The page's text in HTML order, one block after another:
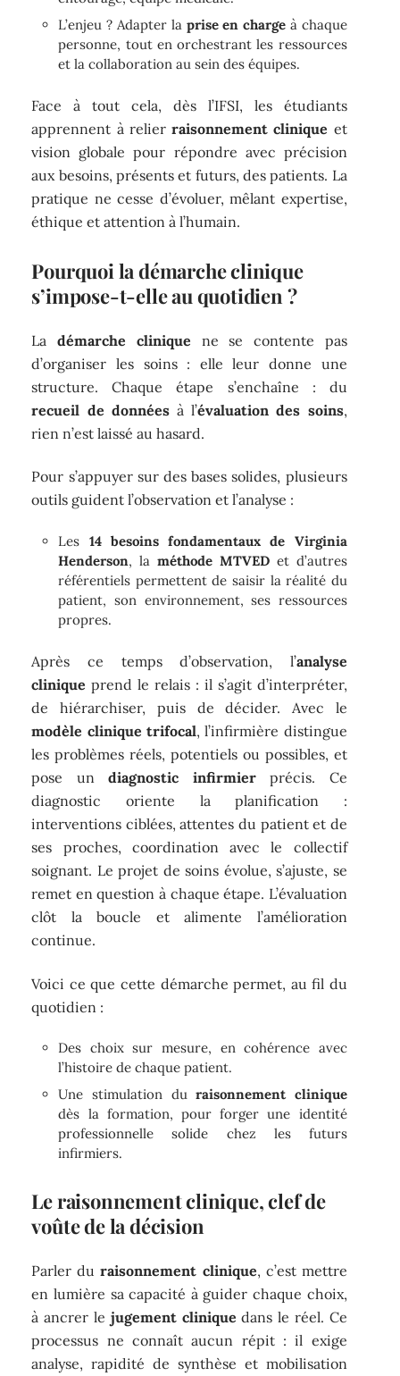
L’enjeu ? Adapter la prise en charge à chaque
personne, tout en orchestrant les ressources
et la collaboration au sein des équipes.
Face à tout cela, dès l’IFSI, les étudiants
apprennent à relierraisonnement clinique et
vision globale pour répondre avec précision
aux besoins, présents et futurs, des patients. La
pratique ne cesse d’évoluer, mêlant expertise,
éthique et attention à l’humain.
Pourquoi la démarche clinique
s’impose-t-elle au quotidien ?
Ladémarche clinique ne se contente pas
d’organiser les soins : elle leur donne une
structure. Chaque étape s’enchaîne : du
recueil de donnéesà l’évaluation des soins,
rien n’est laissé au hasard.
Pour s’appuyer sur des bases solides, plusieurs
outils guident l’observation et l’analyse :
Les 14 besoins fondamentaux de Virginia
Henderson, laméthode MTVEDet d’autres
référentiels permettent de saisir la réalité du
patient, son environnement, ses ressources
propres.
Après ce temps d’observation, l’analyse
clinique prend le relais : il s’agit d’interpréter,
de hiérarchiser, puis de décider. Avec le
modèle clinique trifocal, l’infirmière distingue
les problèmes réels, potentiels ou possibles, et
pose undiagnostic infirmierprécis. Ce
diagnostic oriente la planification :
interventions ciblées, attentes du patient et de
ses proches, coordination avec le collectif
soignant. Le projet de soins évolue, s’ajuste, se
remet en question à chaque étape. L’évaluation
clôt la boucle et alimente l’amélioration
continue.
Voici ce que cette démarche permet, au fil du
quotidien :
Des choix sur mesure, en cohérence avec
l’histoire de chaque patient.
Une stimulation duraisonnement clinique
dès la formation, pour forger une identité
professionnelle solide chez les futurs
infirmiers.
Le raisonnement clinique, clef de
voûte de la décision
Parler duraisonnement clinique, c’est mettre
en lumière sa capacité à guider chaque choix,
à ancrer le jugement clinique dans le réel. Ce
processus ne connaît aucun répit : il exige
analyse, rapidité de synthèse et mobilisation